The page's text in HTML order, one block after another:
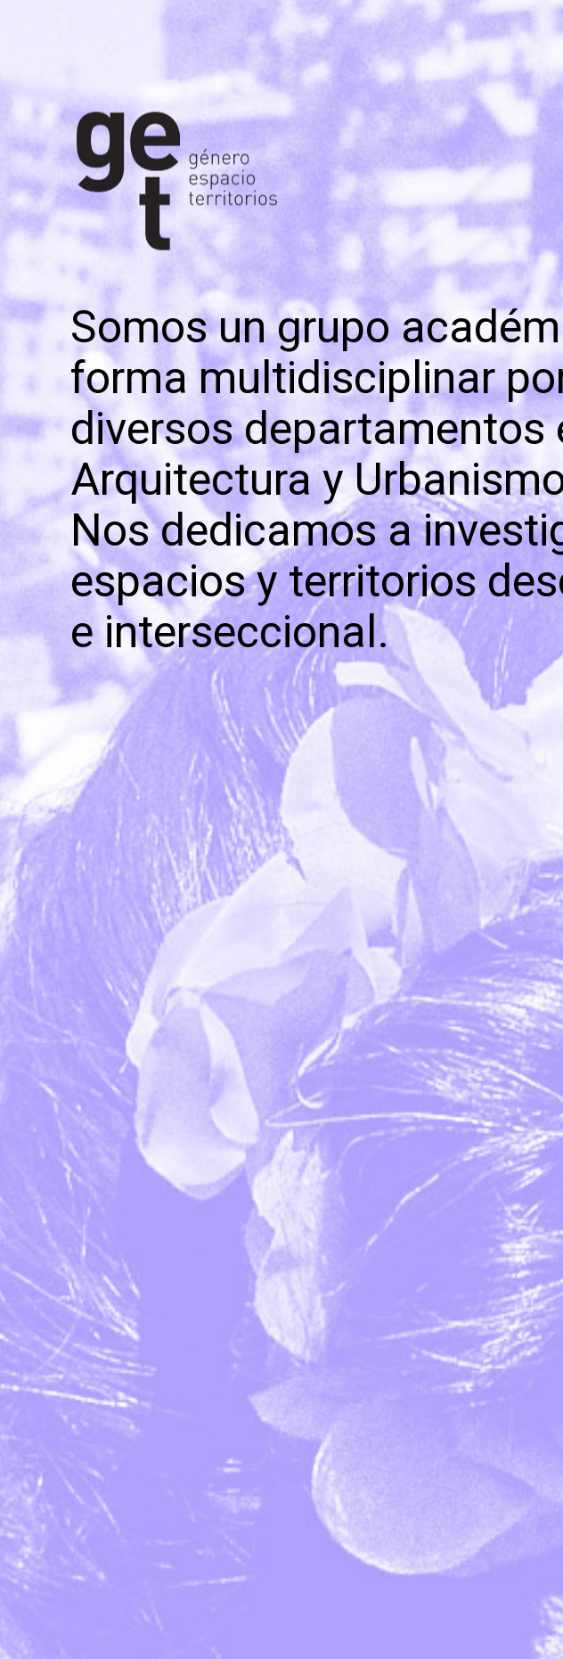
Somos un grupo
forma multidisciplinar
diversos
Arquitectura y
Nos dedicamos a
espacios y territorios
e interseccional.